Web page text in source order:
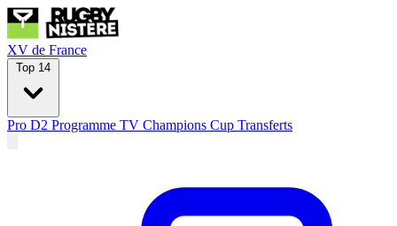
XV de France
Top 14
Pro D2 Programme TV Champions Cup Transferts